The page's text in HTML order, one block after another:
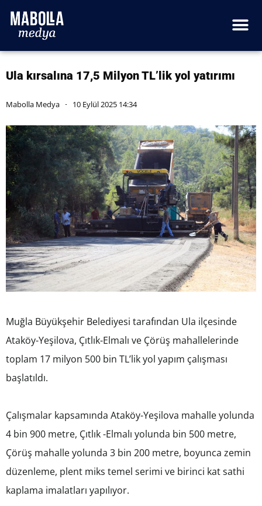
Ula kırsalına 17,5 Milyon TL’lik yol yatırımı
Mabolla Medya 10 Eylül 2025 14:34
Muğla Büyükşehir Belediyesi tarafından Ula ilçesinde
Ataköy-Yeşilova, Çıtlık-Elmalı ve Çörüş mahallelerinde
toplam 17 milyon 500 bin TL’lik yol yapım çalışması
başlatıldı.
Çalışmalar kapsamında Ataköy-Yeşilova mahalle yolunda
4 bin 900 metre, Çıtlık -Elmalı yolunda bin 500 metre,
Çörüş mahalle yolunda 3 bin 200 metre, boyunca zemin
düzenleme, plent miks temel serimi ve birinci kat sathi
kaplama imalatları yapılıyor.